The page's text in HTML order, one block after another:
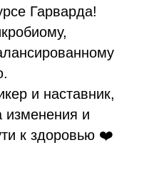
Гарварда!
и наставник,
и
к здоровью ❤️